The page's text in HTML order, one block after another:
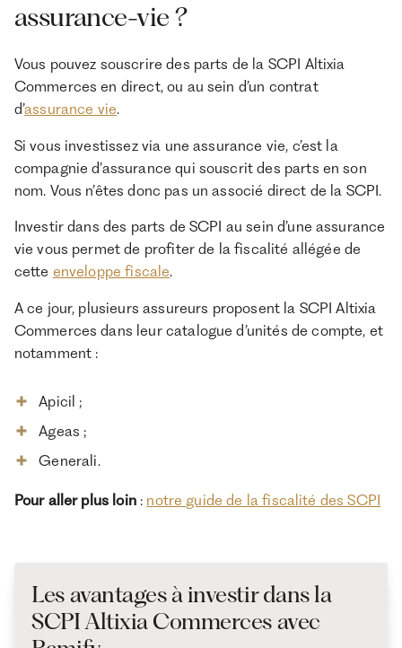
assurance-vie ?
Vous pouvez souscrire des parts de la SCPI Altixia
Commerces en direct, ou au sein d’un contrat
d’assurance vie.
Si vous investissez via une assurance vie, c’est la
compagnie d’assurance qui souscrit des parts en son
nom. Vous n’êtes donc pas un associé direct de la SCPI.
Investir dans des parts de SCPI au sein d’une assurance
vie vous permet de profiter de la fiscalité allégée de
cette enveloppe fiscale.
A ce jour, plusieurs assureurs proposent la SCPI Altixia
Commerces dans leur catalogue d’unités de compte, et
notamment :
Apicil ;
Ageas ;
Generali.
Pour aller plus loin: notre guide de la fiscalité des SCPI
Les avantages à investir dans la
SCPI Altixia Commerces avec